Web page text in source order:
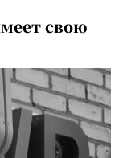
свою